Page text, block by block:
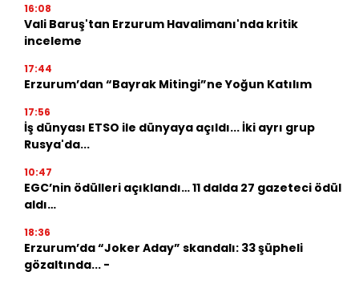
16:08
Vali Baruş'tan Erzurum Havalimanı'nda kritik
inceleme
17:44
Erzurum’dan “Bayrak Mitingi”ne Yoğun Katılım
17:56
İş dünyası ETSO ile dünyaya açıldı... İki ayrı grup
Rusya'da...
10:47
EGC’nin ödülleri açıklandı… 11 dalda 27 gazeteci ödül
aldı…
18:36
Erzurum’da “Joker Aday” skandalı: 33 şüpheli
gözaltında... -